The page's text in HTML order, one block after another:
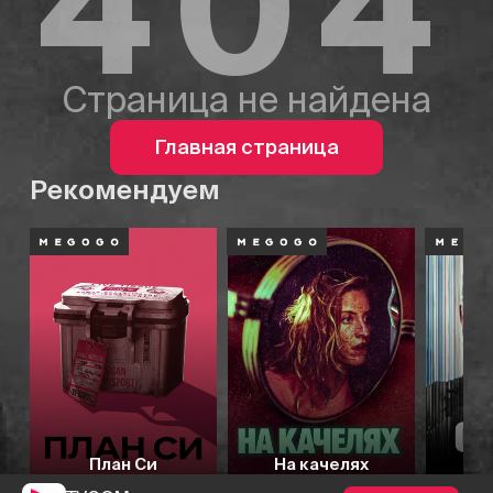
Страница не найдена
Главная страница
Рекомендуем
План Си На качелях